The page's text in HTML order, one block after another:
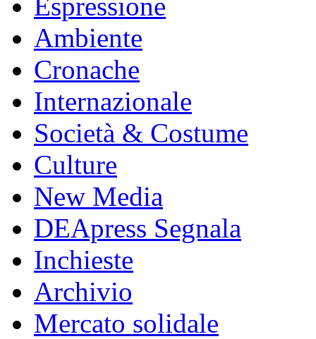
Ambiente
Cronache
Internazionale
Società & Costume
Culture
New Media
DEApress Segnala
Inchieste
Archivio
Mercato solidale